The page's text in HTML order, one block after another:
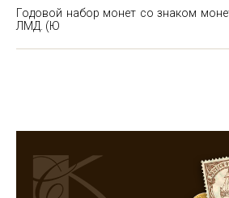
Годовой набор монет со знаком
ЛМД. (Ю